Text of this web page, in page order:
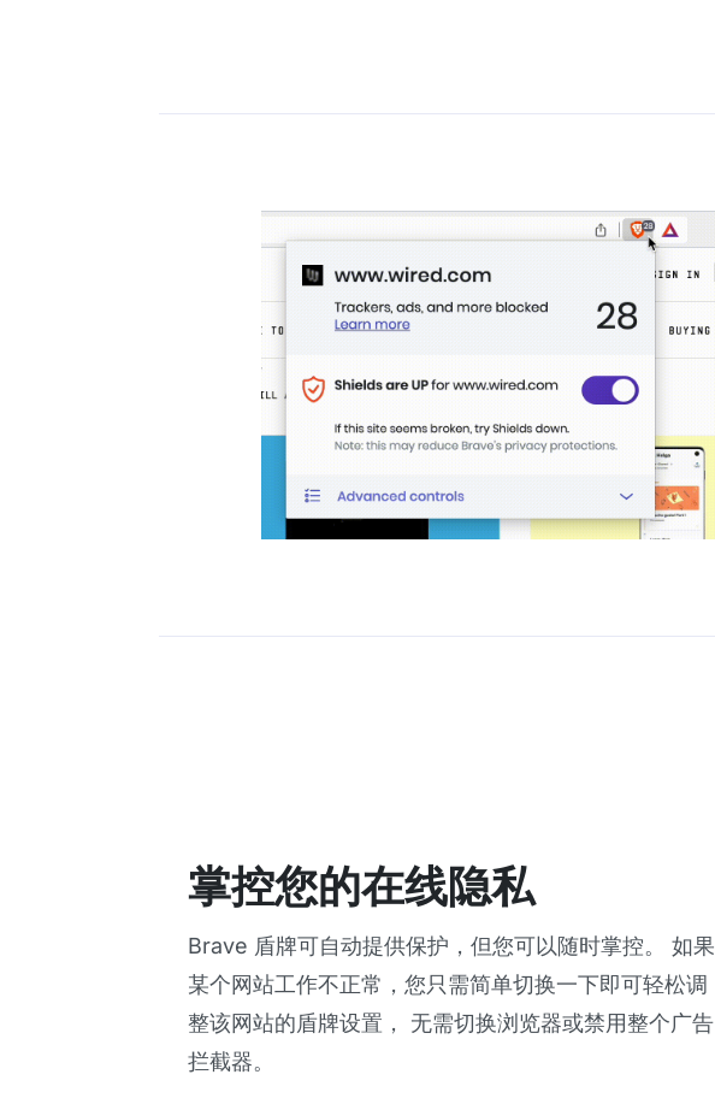
掌控您的在线隐私
Brave 盾牌可自动提供保护，但您可以随时掌控。 如果
某个网站工作不正常，您只需简单切换一下即可轻松调
整该网站的盾牌设置， 无需切换浏览器或禁用整个广告
拦截器。